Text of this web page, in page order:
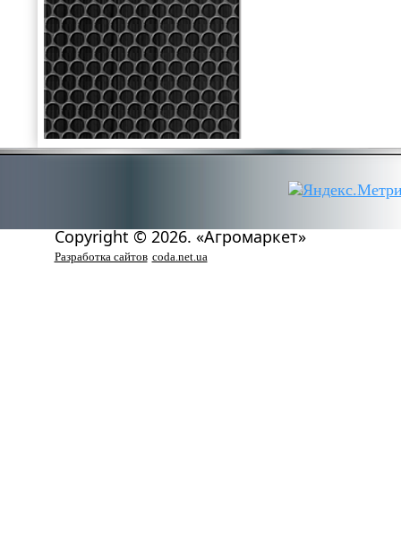
Copyright © 2026. «Агромаркет»
Разработка сайтов coda.net.ua